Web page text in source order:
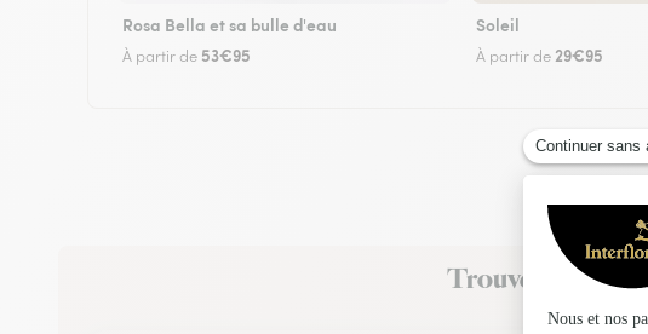
Rosa Bella et sa bulle d'eau
À partir de 53€95
Soleil
À partir de 29€95
Trouvez un